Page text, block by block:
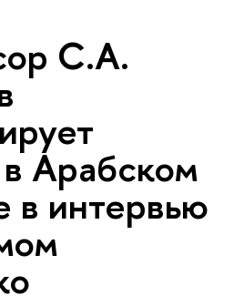
С.А.
Арабском
интервью